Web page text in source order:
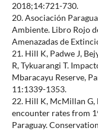
2018;14:721-730.
20. Asociación
Ambiente. Libro Rojo
Amenazadas de
21. Hill K, Padwe J,
R, Tykuarangi T.
Mbaracayu Reserve,
11:1339-1353.
22. Hill K, McMillan G,
encounter rates from
Paraguay.